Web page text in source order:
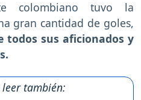
colombiano tuvo la
gran cantidad de goles,
todos sus aficionados y
también: